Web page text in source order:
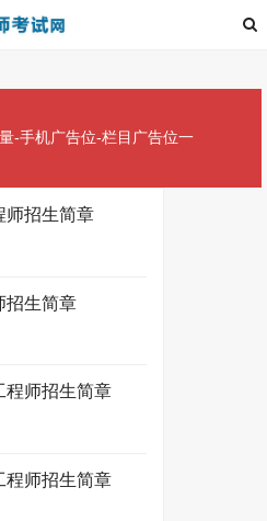
-手机广告位-栏目广告位一
师招生简章
招生简章
程师招生简章
程师招生简章